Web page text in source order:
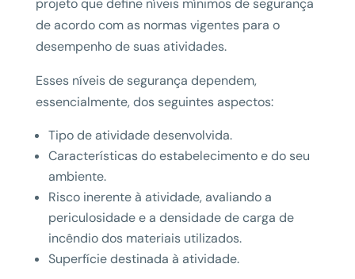
projeto que define níveis mínimos de segurança
de acordo com as normas vigentes para o
desempenho de suas atividades.
Esses níveis de segurança dependem,
essencialmente, dos seguintes aspectos:
Tipo de atividade desenvolvida.
Características do estabelecimento e do seu
ambiente.
Risco inerente à atividade, avaliando a
periculosidade e a densidade de carga de
incêndio dos materiais utilizados.
Superfície destinada à atividade.